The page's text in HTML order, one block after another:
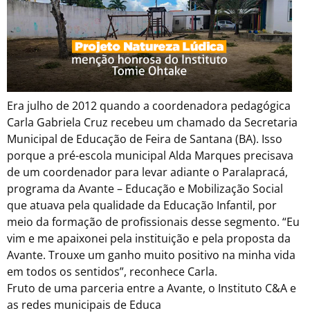
Era julho de 2012 quando a coordenadora pedagógica
Carla Gabriela Cruz recebeu um chamado da Secretaria
Municipal de Educação de Feira de Santana (BA). Isso
porque a pré-escola municipal Alda Marques precisava
de um coordenador para levar adiante o Paralapracá,
programa da Avante – Educação e Mobilização Social
que atuava pela qualidade da Educação Infantil, por
meio da formação de profissionais desse segmento. “Eu
vim e me apaixonei pela instituição e pela proposta da
Avante. Trouxe um ganho muito positivo na minha vida
em todos os sentidos”, reconhece Carla.
Fruto de uma parceria entre a Avante, o Instituto C&A e
as redes municipais de Educa